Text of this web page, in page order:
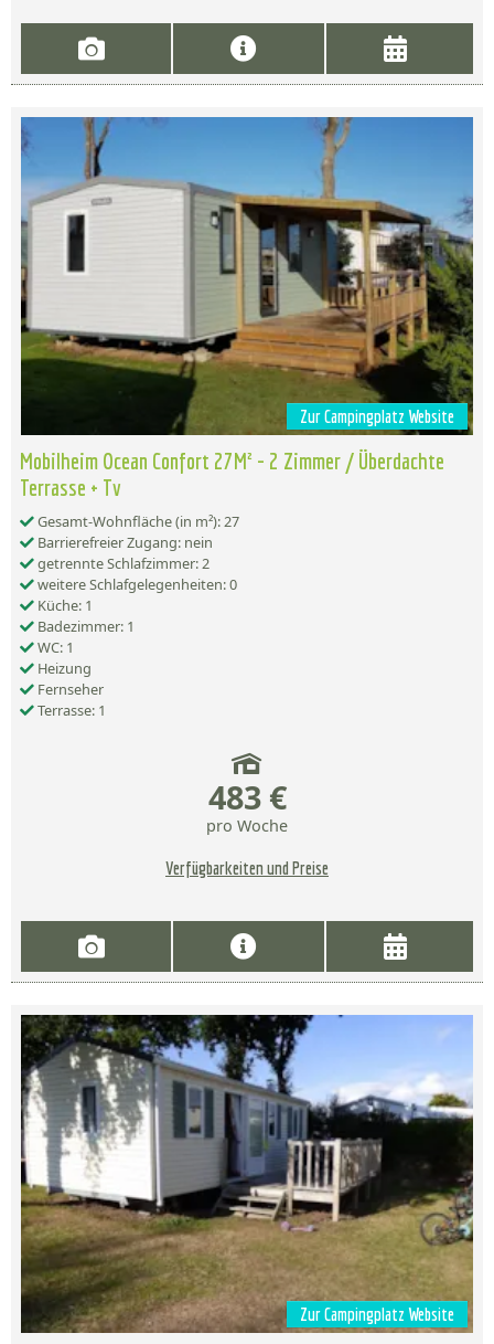
Zur Campingplatz Website
Mobilheim Ocean Confort 27M² - 2 Zimmer / Überdachte
Terrasse + Tv
Gesamt-Wohnfläche (in m²): 27
Barrierefreier Zugang: nein
getrennte Schlafzimmer: 2
weitere Schlafgelegenheiten: 0
Küche: 1
Badezimmer: 1
WC: 1
Heizung
Fernseher
Terrasse: 1
483 €
pro Woche
Verfügbarkeiten und Preise
Zur Campingplatz Website